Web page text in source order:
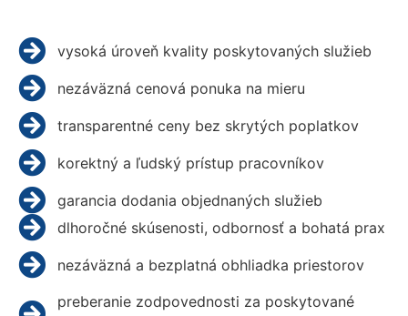
vysoká úroveň kvality poskytovaných služieb
nezáväzná cenová ponuka na mieru
transparentné ceny bez skrytých poplatkov
korektný a ľudský prístup pracovníkov
garancia dodania objednaných služieb
dlhoročné skúsenosti, odbornosť a bohatá prax
nezáväzná a bezplatná obhliadka priestorov
preberanie zodpovednosti za poskytované